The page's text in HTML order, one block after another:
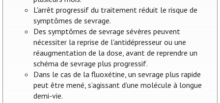
L'arrêt progressif du traitement réduit le risque de
symptômes de sevrage.
Des symptômes de sevrage sévères peuvent
nécessiter la reprise de l'antidépresseur ou une
réaugmentation de la dose, avant de reprendre un
schéma de sevrage plus progressif.
Dans le cas de la fluoxétine, un sevrage plus rapide
peut être mené, s’agissant d’une molécule à longue
demi-vie.